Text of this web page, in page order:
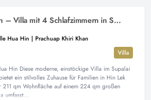
Villa Suparanun – Villa mit 4 Schlafzimmern in Supalai Park City Hua Hin
Hua Hin | Prachuap Khiri Khan
Villa
Hin Diese moderne, einstöckige Villa im Supalai
ein stilvolles Zuhause für Familien in Hin Lek
211 qm Wohnfläche auf einem 224 qm großen
umfasst...